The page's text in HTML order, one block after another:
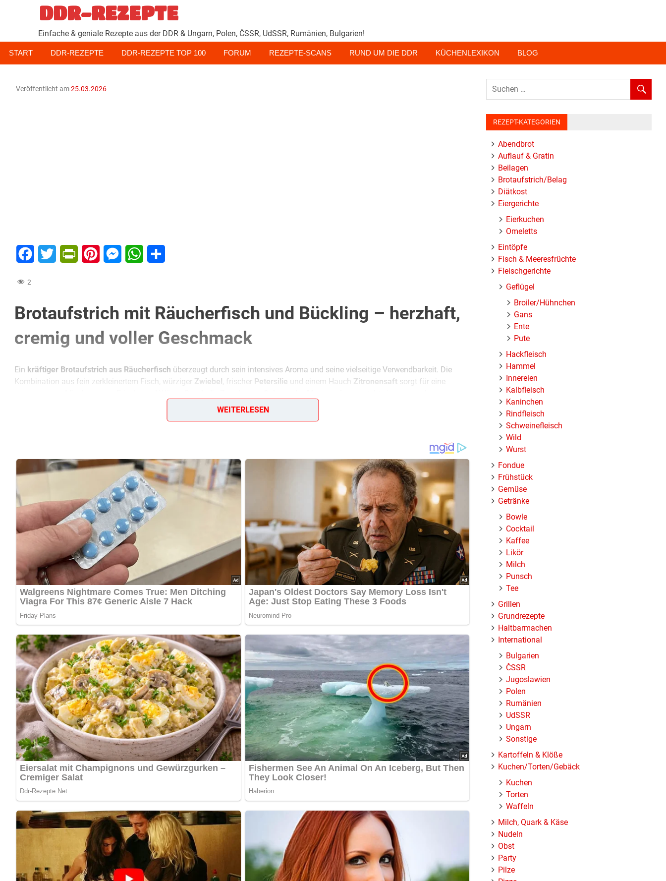
Zum
Inhalt
springen
DDR-REZEPTE
Einfache & geniale Rezepte aus der DDR & Ungarn, Polen, ČSSR, UdSSR, Rumänien, Bulgarien!
START DDR-REZEPTE DDR-REZEPTE TOP 100 FORUM REZEPTE-SCANS RUND UM DIE DDR KÜCHENLEXIKON BLOG
Veröffentlicht am25.03.2026
FacebookTwitter PrintFriendly
PinterestMessengerWhatsApp
2
Brotaufstrich mit Räucherfisch und Bückling – herzhaft,
cremig und voller Geschmack
Ein kräftiger Brotaufstrich aus Räucherfisch überzeugt durch sein intensives Aroma und seine vielseitige Verwendbarkeit. Die
Kombination aus fein zerkleinertem Fisch, würziger Zwiebel , frischer Petersilie und einem Hauch Zitronensaftsorgt für eine
streichfähige Konsistenz, die sich ideal für Brot, Brötchen oder auch als herzhafter Snack eignet.
einarbeiten,
das Aroma abrunden. Der Aufstrich sollte stets gut gekühlt werden und entfaltet
seinen Geschmack besonders intensiv, wenn er kurz durchziehen kann.
Ein kleiner Tipp: Frisch geröstetes Brot oder noch leicht warmes Schwarzbrot harmoniert hervorragend mit diesem würzigen
Aufstrich. Auch als Bestandteil einer kalten Platte oder zum Abendbrot macht er eine ausgezeichnete Figur.
Zubereitungszeit: ca. 20 Minuten
Kalorien pro Portion:ca. 320 kcal
Schwierigkeitsgrad:★☆☆☆☆ (1 von 5)
WEITERLESEN
REZEPT-KATEGORIEN
Abendbrot
Auflauf & Gratin
Beilagen
Brotaufstrich/Belag
Diätkost
Eiergerichte
Eierkuchen
Omeletts
Eintöpfe
Fisch & Meeresfrüchte
Fleischgerichte
Geflügel
Broiler/Hühnchen
Gans
Ente
Pute
Hackfleisch
Hammel
Innereien
Kalbfleisch
Kaninchen
Rindfleisch
Schweinefleisch
Wild
Wurst
Fondue
Frühstück
Gemüse
Getränke
Bowle
Cocktail
Kaffee
Likör
Milch
Punsch
Tee
Grillen
Grundrezepte
Haltbarmachen
International
Bulgarien
ČSSR
Jugoslawien
Polen
Rumänien
UdSSR
Ungarn
Sonstige
Kartoffeln & Klöße
Kuchen/Torten/Gebäck
Kuchen
Torten
Waffeln
Milch, Quark & Käse
Nudeln
Obst
Party
Pilze